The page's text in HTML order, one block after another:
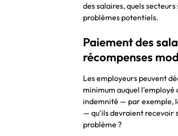
des salaires, quels
problèmes potentiels.
Paiement des
récompenses
Les employeurs peuvent
minimum auquel l'employé
indemnité — par exemple,
— qu'ils devraient recevoir
problème ?